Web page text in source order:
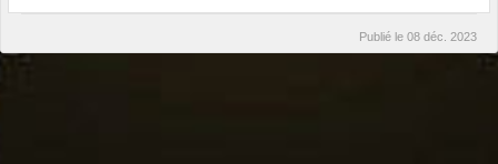
Publié le 08 déc. 2023